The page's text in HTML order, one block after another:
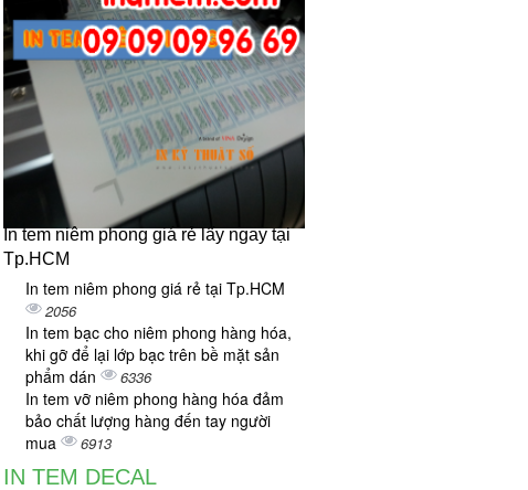
In tem niêm phong giá rẻ lấy ngay tại
Tp.HCM
In tem niêm phong giá rẻ tại Tp.HCM
2056
In tem bạc cho niêm phong hàng hóa,
khi gỡ để lại lớp bạc trên bề mặt sản
phẩm dán
6336
In tem vỡ niêm phong hàng hóa đảm
bảo chất lượng hàng đến tay người
mua
6913
IN TEM DECAL